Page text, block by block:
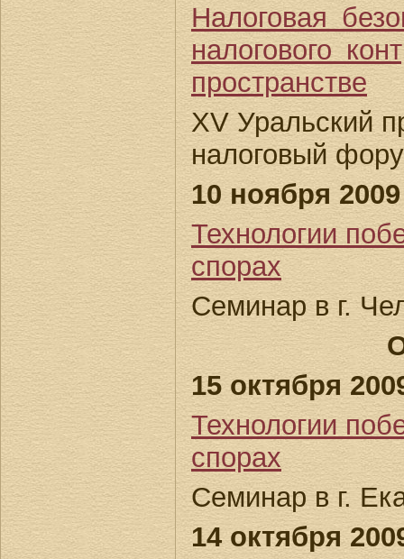
Налоговая
налогового
пространстве
XV Уральский
налоговый
10 ноября 2009
Технологии
спорах
Семинар в г.
15 октября
Технологии
спорах
Семинар в г.
14 октября